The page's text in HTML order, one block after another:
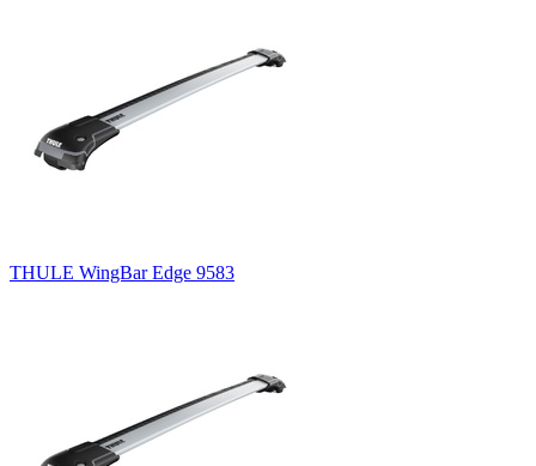
THULE WingBar Edge 9583